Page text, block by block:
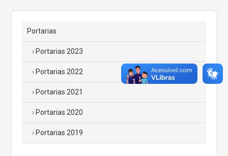
Portarias
Portarias 2023
Portarias 2022
Portarias 2021
Portarias 2020
Portarias 2019